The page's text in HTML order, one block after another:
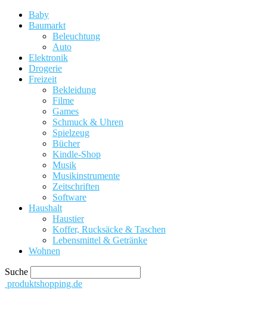
Baby
Baumarkt
Beleuchtung
Auto
Elektronik
Drogerie
Freizeit
Bekleidung
Filme
Games
Schmuck & Uhren
Spielzeug
Bücher
Kindle-Shop
Musik
Musikinstrumente
Zeitschriften
Software
Haushalt
Haustier
Koffer, Rucksäcke & Taschen
Lebensmittel & Getränke
Wohnen
Suche
produktshopping.de